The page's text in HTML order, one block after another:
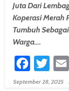
Juta Dari
Koperasi Merah
Tumbuh
Warga….
Posted On
September 28, 2025